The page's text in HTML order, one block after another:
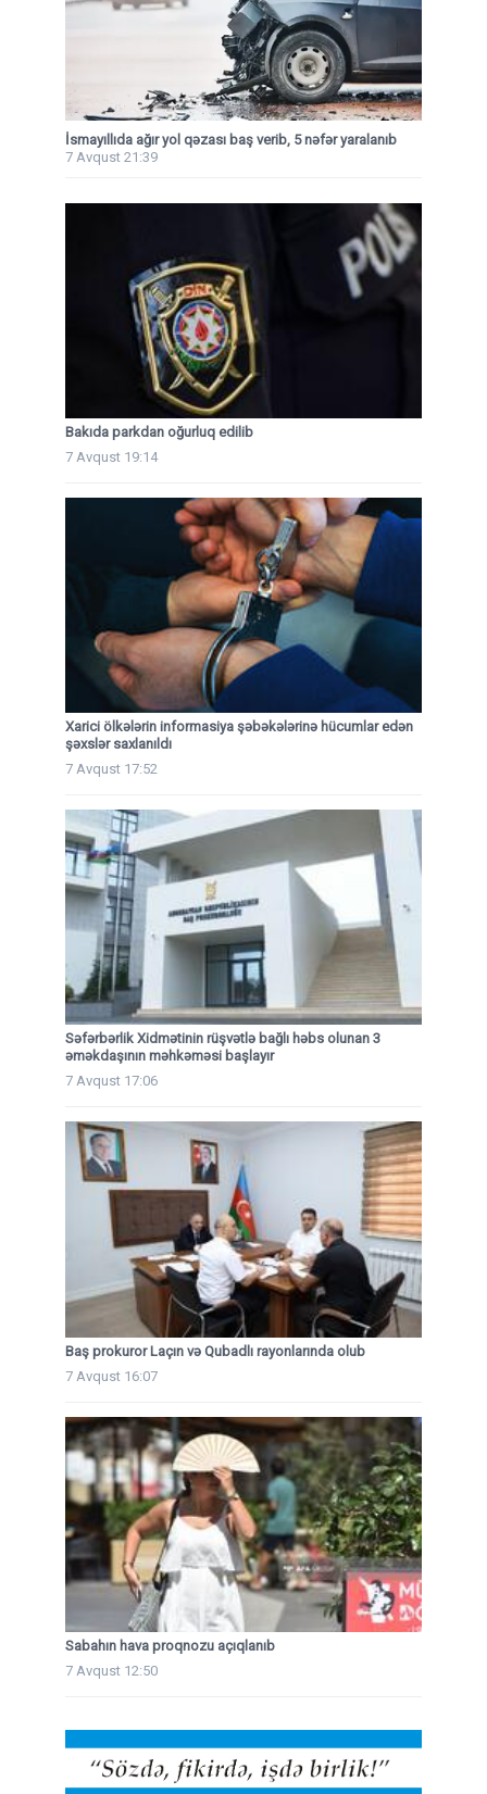
İsmayıllıda ağır yol qəzası baş verib, 5 nəfər yaralanıb
7 Avqust 21:39
Bakıda parkdan oğurluq edilib
7 Avqust 19:14
Xarici ölkələrin informasiya şəbəkələrinə hücumlar edən
şəxslər saxlanıldı
7 Avqust 17:52
Səfərbərlik Xidmətinin rüşvətlə bağlı həbs olunan 3
əməkdaşının məhkəməsi başlayır
7 Avqust 17:06
Baş prokuror Laçın və Qubadlı rayonlarında olub
7 Avqust 16:07
Sabahın hava proqnozu açıqlanıb
7 Avqust 12:50